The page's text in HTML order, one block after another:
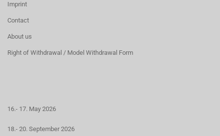
Imprint
Contact
About us
Right of Withdrawal / Model Withdrawal Form
16.- 17. May 2026
18.- 20. September 2026